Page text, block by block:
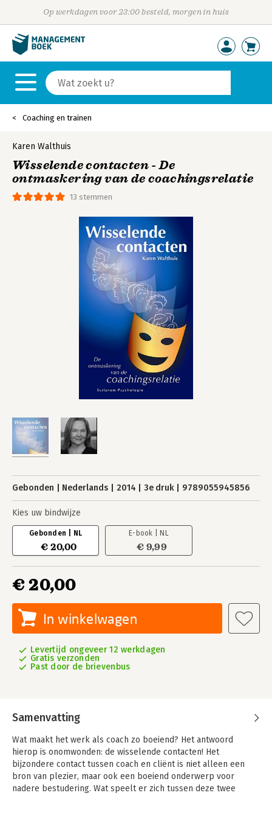
Op werkdagen voor 23:00 besteld, morgen in huis
Coaching en trainen
13 stemmen
Karen Walthuis
Wisselende contacten - De
ontmaskering van de coachingsrelatie
Gebonden Nederlands 2014 3e druk 9789055945856
Kies uw bindwijze
Gebonden | NL
€ 20,00
E-book | NL
€ 9,99
€ 20,00
In winkelwagen
Levertijd ongeveer 12 werkdagen
Gratis verzonden
Past door de brievenbus
Samenvatting
Wat maakt het werk als coach zo boeiend? Het antwoord
hierop is onomwonden: de wisselende contacten! Het
bijzondere contact tussen coach en cliënt is niet alleen een
bron van plezier, maar ook een boeiend onderwerp voor
nadere bestudering. Wat speelt er zich tussen deze twee